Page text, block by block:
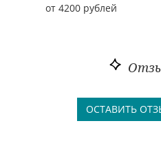
от 4200 рублей
ОСТАВИТЬ